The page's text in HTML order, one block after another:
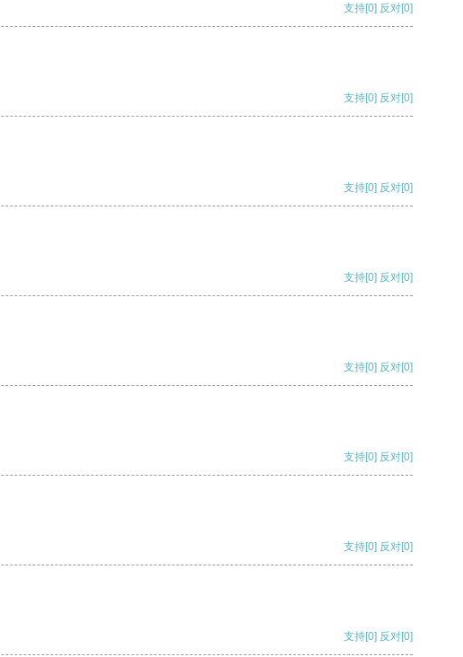
支持[0] 反对[0]
支持[0] 反对[0]
支持[0] 反对[0]
支持[0] 反对[0]
支持[0] 反对[0]
支持[0] 反对[0]
支持[0] 反对[0]
支持[0] 反对[0]